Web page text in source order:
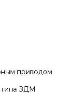
приводом
типа ЗДМ